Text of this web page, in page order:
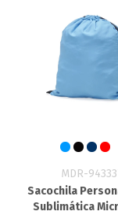
MDR-
Sacochila
Sublimática